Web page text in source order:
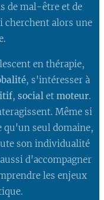
de mal-être et de
cherchent alors une
en thérapie,
, s'intéresser à
, social et moteur.
Même si
qu'un seul domaine,
son individualité
d'accompagner
les enjeux